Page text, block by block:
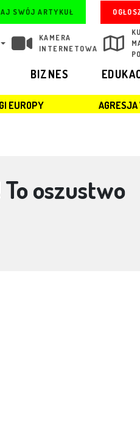
SWÓJ ARTYKUŁ
KAMERA
INTERNETOWA
BIZNES
AGRESJA W
oszustwo